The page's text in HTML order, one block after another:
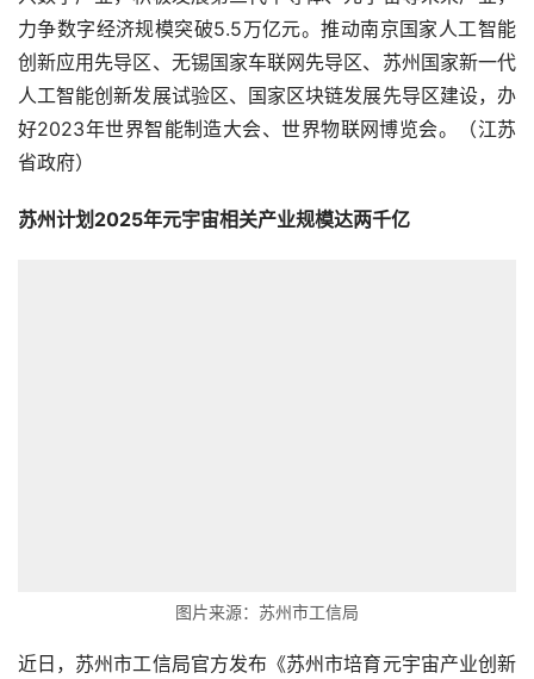
力争数字经济规模突破5.5万亿元。推动南京国家人工智能
创新应用先导区、无锡国家车联网先导区、苏州国家新一代
人工智能创新发展试验区、国家区块链发展先导区建设，办
好2023年世界智能制造大会、世界物联网博览会。（江苏
省政府）
苏州计划2025年元宇宙相关产业规模达两千亿
图片来源：苏州市工信局
近日，苏州市工信局官方发布《苏州市培育元宇宙产业创新